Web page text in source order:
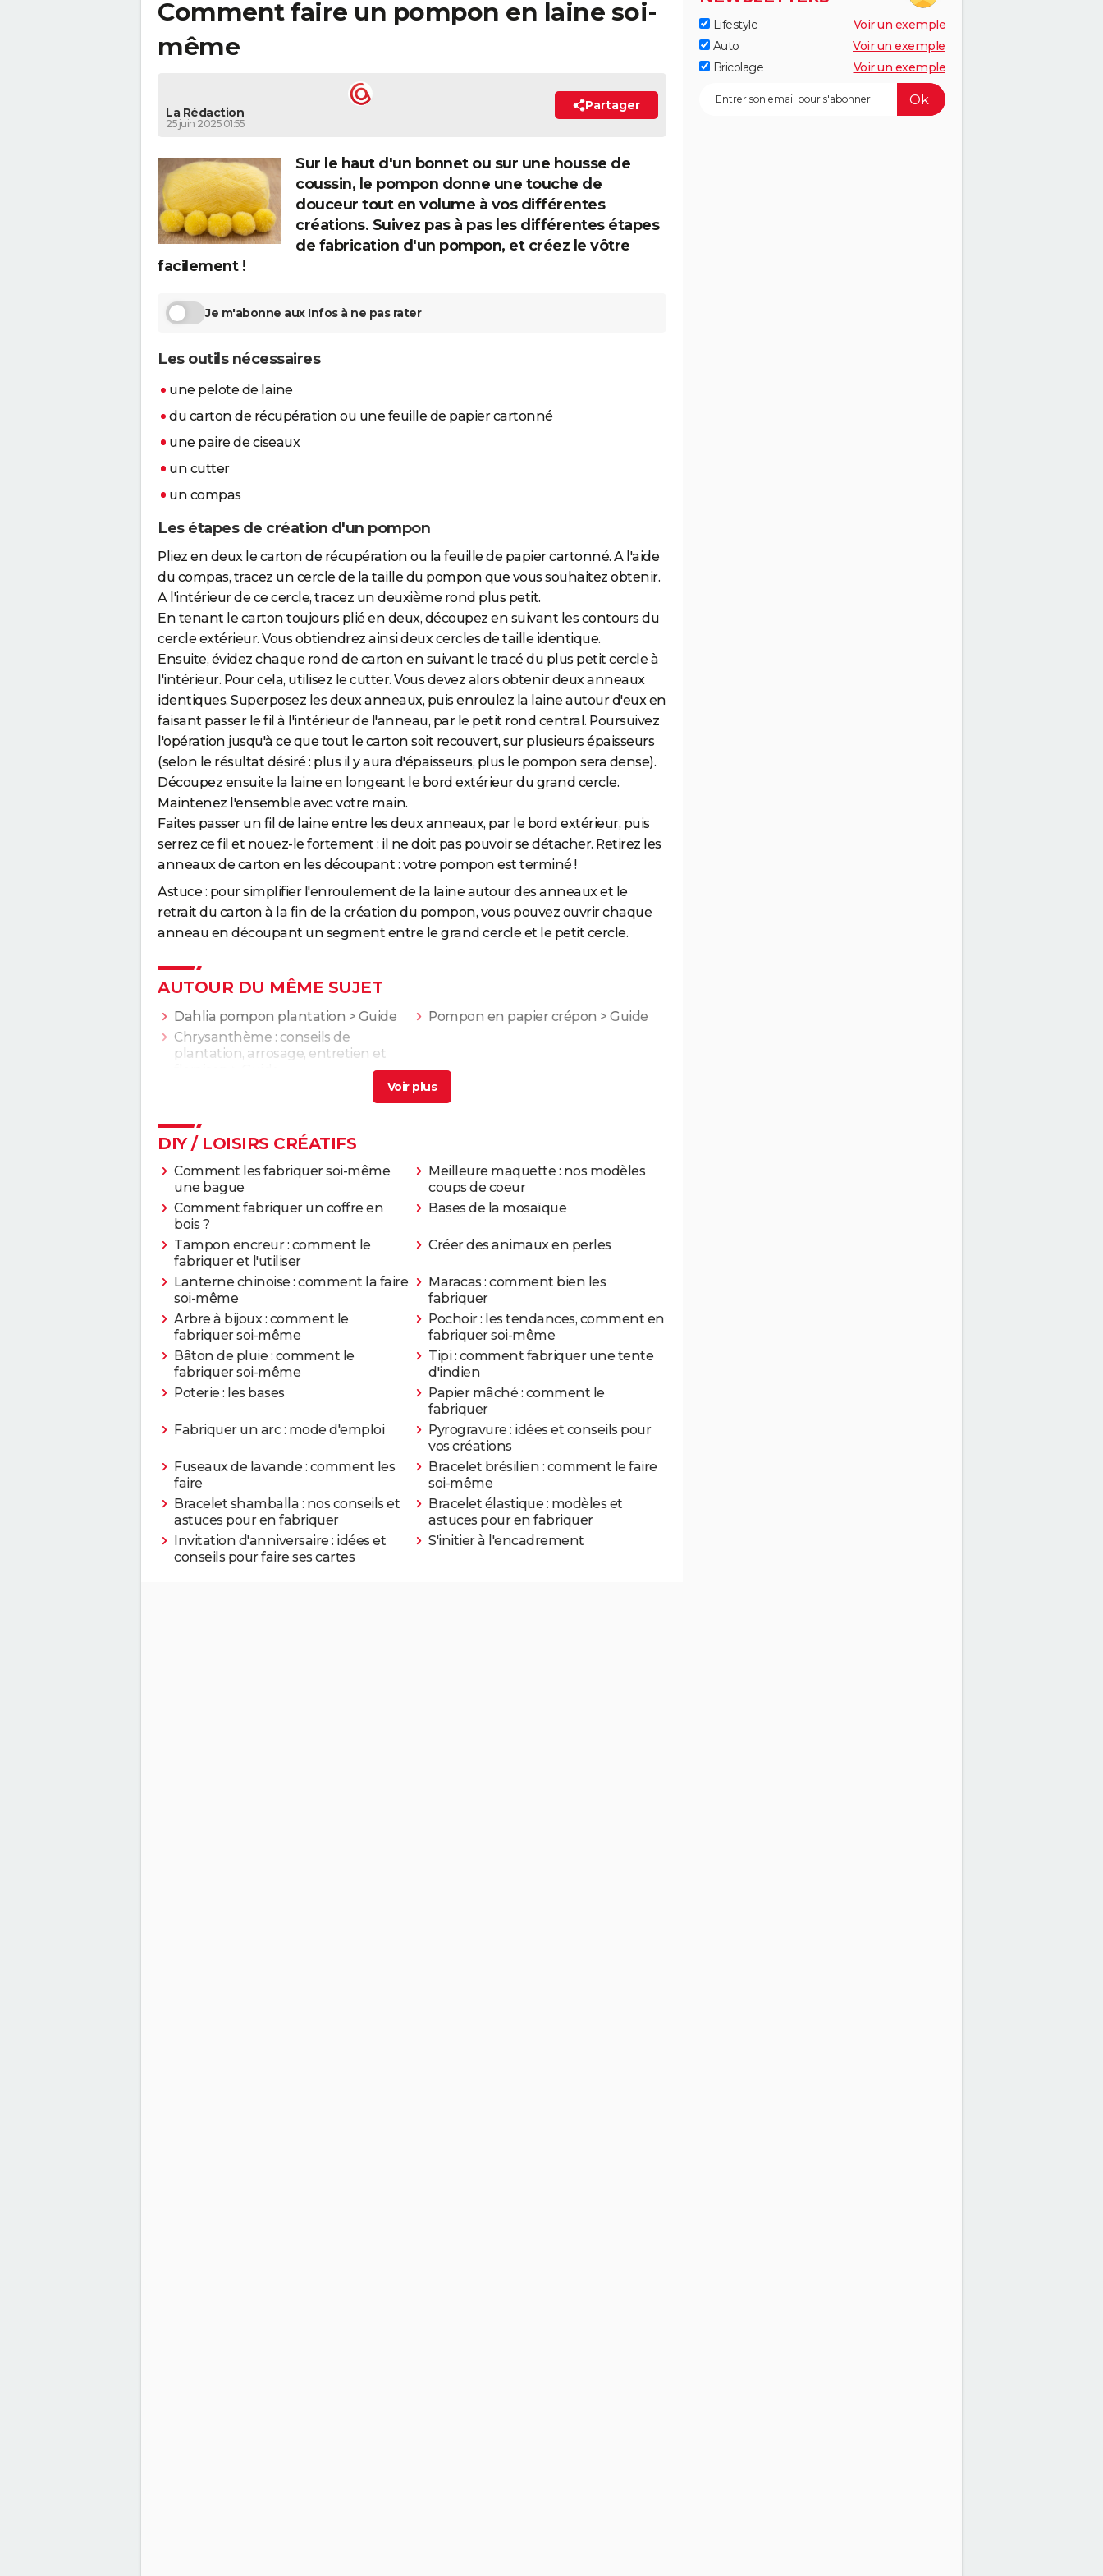
Comment faire un pompon en laine soi-
même
La Rédaction
25 juin 2025 01:55
Partager
Sur le haut d'un bonnet ou sur une housse de
coussin, le pompon donne une touche de
douceur tout en volume à vos différentes
créations. Suivez pas à pas les différentes étapes
de fabrication d'un pompon, et créez le vôtre
facilement !
Je m'abonne aux Infos à ne pas rater
Les outils nécessaires
une pelote de laine
du carton de récupération ou une feuille de papier cartonné
une paire de ciseaux
un cutter
un compas
Les étapes de création d'un pompon
Pliez en deux le carton de récupération ou la feuille de papier cartonné. A l'aide
du compas, tracez un cercle de la taille du pompon que vous souhaitez obtenir.
A l'intérieur de ce cercle, tracez un deuxième rond plus petit.
En tenant le carton toujours plié en deux, découpez en suivant les contours du
cercle extérieur. Vous obtiendrez ainsi deux cercles de taille identique.
Ensuite, évidez chaque rond de carton en suivant le tracé du plus petit cercle à
l'intérieur. Pour cela, utilisez le cutter. Vous devez alors obtenir deux anneaux
identiques. Superposez les deux anneaux, puis enroulez la laine autour d'eux en
faisant passer le fil à l'intérieur de l'anneau, par le petit rond central. Poursuivez
l'opération jusqu'à ce que tout le carton soit recouvert, sur plusieurs épaisseurs
(selon le résultat désiré : plus il y aura d'épaisseurs, plus le pompon sera dense).
Découpez ensuite la laine en longeant le bord extérieur du grand cercle.
Maintenez l'ensemble avec votre main.
Faites passer un fil de laine entre les deux anneaux, par le bord extérieur, puis
serrez ce fil et nouez-le fortement : il ne doit pas pouvoir se détacher. Retirez les
anneaux de carton en les découpant : votre pompon est terminé !
Astuce : pour simplifier l'enroulement de la laine autour des anneaux et le
retrait du carton à la fin de la création du pompon, vous pouvez ouvrir chaque
anneau en découpant un segment entre le grand cercle et le petit cercle.
AUTOUR DU MÊME SUJET
Dahlia pompon plantation > Guide Pompon en papier crépon > Guide
Chrysanthème : conseils de
plantation, arrosage, entretien et
DIY / LOISIRS CRÉATIFS
Comment les fabriquer soi-même
une bague
Meilleure maquette : nos modèles
coups de coeur
Comment fabriquer un coffre en
bois ?
Bases de la mosaïque
Tampon encreur : comment le
fabriquer et l'utiliser
Créer des animaux en perles
Lanterne chinoise : comment la faire
soi-même
Maracas : comment bien les
fabriquer
Arbre à bijoux : comment le
fabriquer soi-même
Pochoir : les tendances, comment en
fabriquer soi-même
Bâton de pluie : comment le
fabriquer soi-même
Tipi : comment fabriquer une tente
d'indien
Poterie : les bases
Papier mâché : comment le
fabriquer
Fabriquer un arc : mode d'emploi
Pyrogravure : idées et conseils pour
vos créations
Fuseaux de lavande : comment les
faire
Bracelet brésilien : comment le faire
soi-même
Bracelet shamballa : nos conseils et
astuces pour en fabriquer
Bracelet élastique : modèles et
astuces pour en fabriquer
Invitation d'anniversaire : idées et
conseils pour faire ses cartes
S'initier à l'encadrement
Lifestyle
Voir un exemple
Auto
Voir un exemple
Bricolage
Voir un exemple